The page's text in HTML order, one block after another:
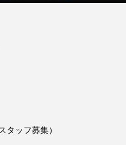
タッフ募集）